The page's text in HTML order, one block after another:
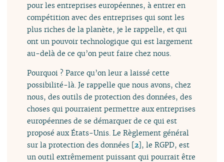
pour les entreprises européennes, à entrer en
compétition avec des entreprises qui sont les
plus riches de la planète, je le rappelle, et qui
ont un pouvoir technologique qui est largement
au-delà de ce qu’on peut faire chez nous.
Pourquoi ? Parce qu’on leur a laissé cette
possibilité-là. Je rappelle que nous avons, chez
nous, des outils de protection des données, des
choses qui pourraient permettre aux entreprises
européennes de se démarquer de ce qui est
proposé aux États-Unis. Le Règlement général
sur la protection des données [2], le RGPD, est
un outil extrêmement puissant qui pourrait être